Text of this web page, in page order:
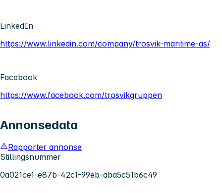
LinkedIn
https://www.linkedin.com/company/trosvik-maritime-as/
Facebook
https://www.facebook.com/trosvikgruppen
Annonsedata
Rapporter annonse
Stillingsnummer
0a021ce1-e87b-42c1-99eb-aba5c51b6c49